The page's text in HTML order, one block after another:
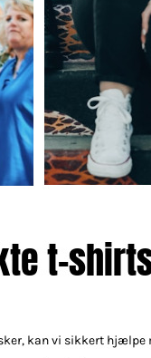
t-
kan vi sikkert hjælpe